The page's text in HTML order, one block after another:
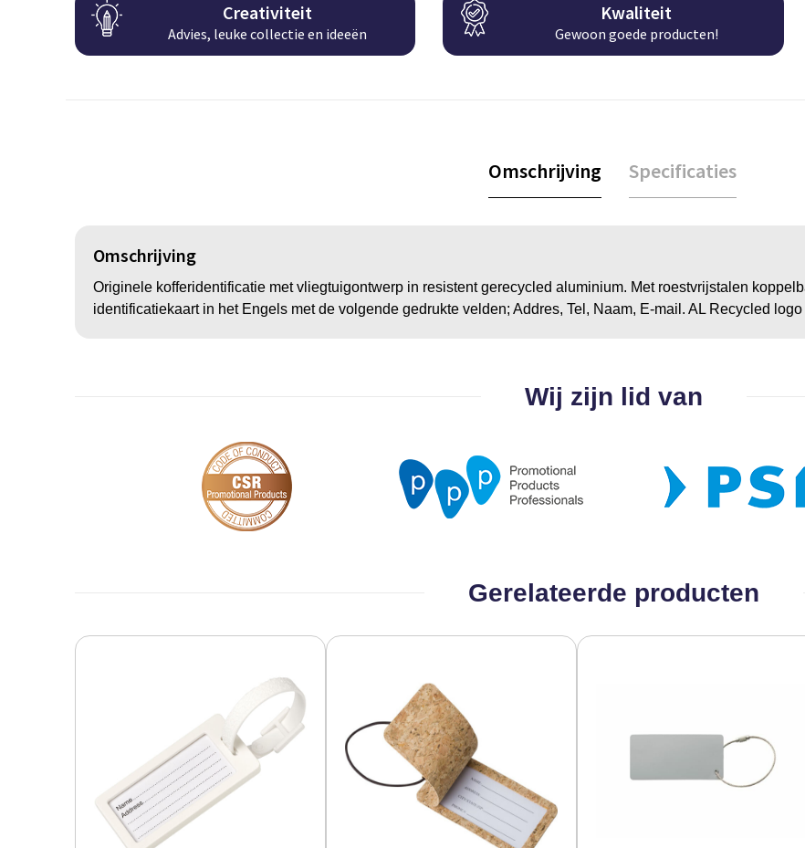
Creativiteit
Advies, leuke collectie en ideeën
Kwaliteit
Gewoon goede producten!
Omschrijving Specificaties
Omschrijving
Originele kofferidentificatie met vliegtuigontwerp in resistent gerecycled aluminium. Met roestvrijstalen
identificatiekaart in het Engels met de volgende gedrukte velden; Addres, Tel, Naam, E-mail. AL Recycled
Wij zijn lid van
Gerelateerde producten